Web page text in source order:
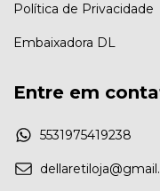
Política de Privacidade
Embaixadora DL
Entre em
5531975419238